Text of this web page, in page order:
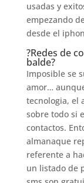
usadas y
empezando
desde el
?Redes de
balde?
Imposible se
amor…
tecnologia, el
sobre todo si
contactos.
almanaque
referente a
un listado de